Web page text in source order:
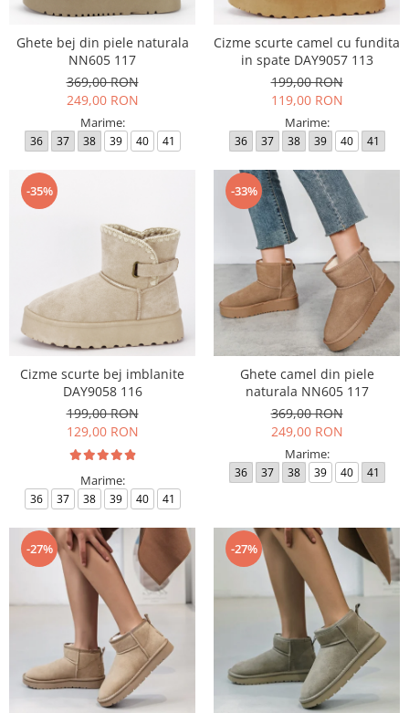
Ghete bej din piele naturala
NN605 117
369,00 RON
249,00 RON
Marime:
36 37 38 39 40 41
Cizme scurte camel cu fundita
in spate DAY9057 113
199,00 RON
119,00 RON
Marime:
36 37 38 39 40 41
-35%
Cizme scurte bej imblanite
DAY9058 116
199,00 RON
129,00 RON
Marime:
36 37 38 39 40 41
-33%
Ghete camel din piele
naturala NN605 117
369,00 RON
249,00 RON
Marime:
36 37 38 39 40 41
-27% -27%